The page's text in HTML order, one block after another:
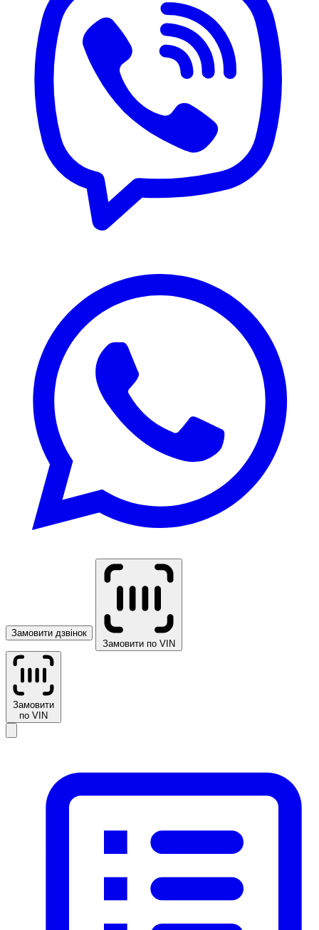
Замовити дзвінок
Замовити по VIN
Замовити
по VIN